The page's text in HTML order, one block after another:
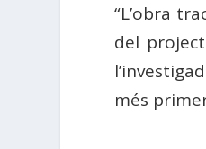
“L’obra
del
més